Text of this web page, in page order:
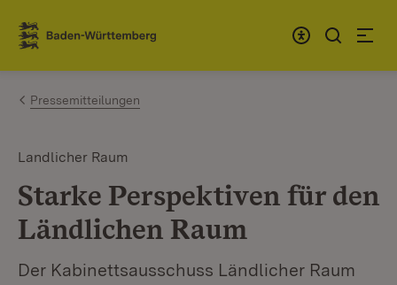
Zum Inhalt springen
Link zur Startseite
Pressemitteilungen
Landlicher Raum
Starke Perspektiven für den
Ländlichen Raum
Der Kabinettsausschuss Ländlicher Raum